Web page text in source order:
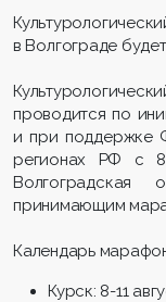
в Волгограде
проводится по
и при поддержке
регионах РФ с 8
Волгоградская
принимающим
Календарь
Курск: 8-11